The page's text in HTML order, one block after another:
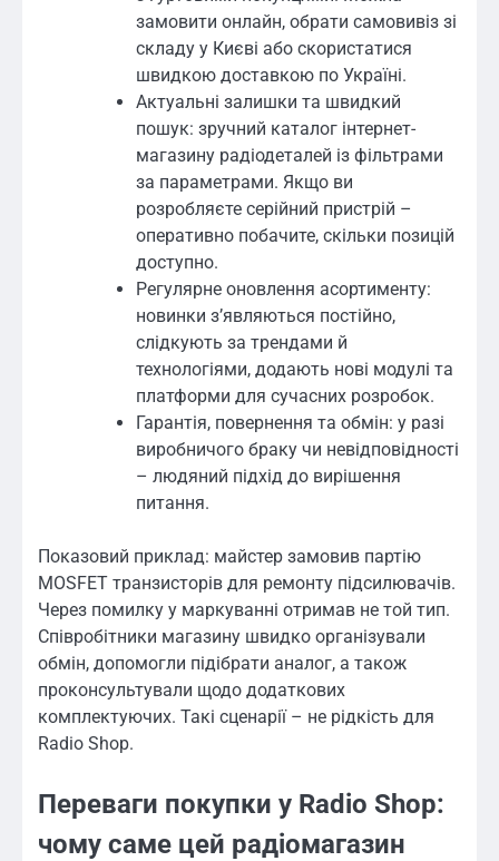
замовити онлайн, обрати самовивіз зі
складу у Києві або скористатися
швидкою доставкою по Україні.
Актуальні залишки та швидкий
пошук: зручний каталог інтернет-
магазину радіодеталей із фільтрами
за параметрами. Якщо ви
розробляєте серійний пристрій –
оперативно побачите, скільки позицій
доступно.
Регулярне оновлення асортименту:
новинки з’являються постійно,
слідкують за трендами й
технологіями, додають нові модулі та
платформи для сучасних розробок.
Гарантія, повернення та обмін: у разі
виробничого браку чи невідповідності
– людяний підхід до вирішення
питання.
Показовий приклад: майстер замовив партію
MOSFET транзисторів для ремонту підсилювачів.
Через помилку у маркуванні отримав не той тип.
Співробітники магазину швидко організували
обмін, допомогли підібрати аналог, а також
проконсультували щодо додаткових
комплектуючих. Такі сценарії – не рідкість для
Radio Shop.
Переваги покупки у Radio Shop:
чому саме цей радіомагазин